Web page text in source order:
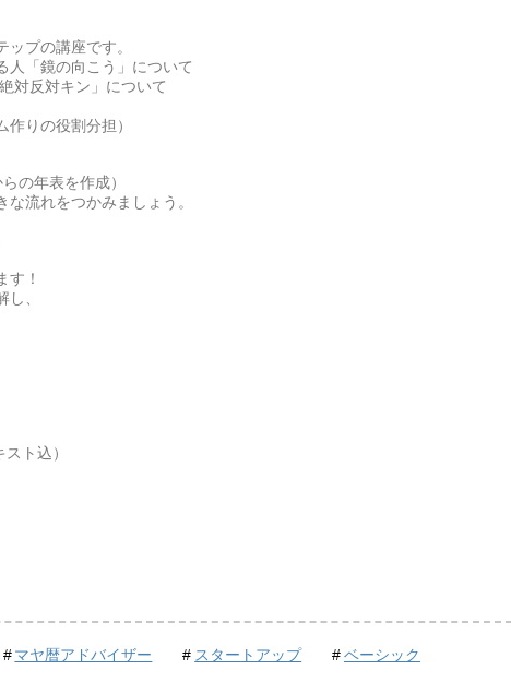
プの講座です。
人「鏡の向こう」について
対反対キン」について
作りの役割分担）
の年表を作成）
な流れをつかみましょう。
す！
、
ト込）
マヤ暦アドバイザー スタートアップ ベーシック